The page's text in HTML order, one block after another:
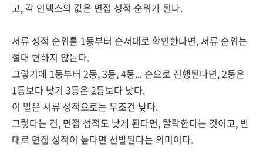
고, 각 인덱스의 값은 면접 성적 순위가 된다.
서류 성적 순위를 1등부터 순서대로 확인한다면, 서류 순위는
절대 변하지 않는다.
그렇기에 1등부터 2등, 3등, 4등... 순으로 진행된다면, 2등은
1등보다 낮기 3등은 2등보다 낮다.
이 말은 서류 성적으로는 무조건 낮다.
그렇다는 건, 면접 성적도 낮게 된다면, 탈락한다는 것이고, 반
대로 면접 성적이 높다면 선발된다는 의미이다.